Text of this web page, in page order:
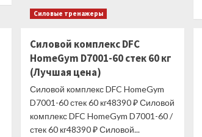
Гриф
для
180
см
мм
(замок-
втулка)
(Лучшая
цена)
Силовые тренажеры
Силовой комплекс DFC
HomeGym D7001-60 стек 60 кг
(Лучшая цена)
Силовой комплекс DFC HomeGym
D7001-60 стек 60 кг48390 ₽ Силовой
комплекс DFC HomeGym D7001-60 /
стек 60 кг48390 ₽ Силовой...